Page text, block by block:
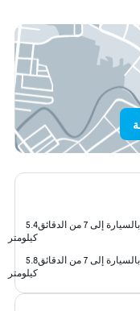
إلى 7 من الدقائق
5.4
كيلومتر
إلى 7 من الدقائق
5.8
كيلومتر